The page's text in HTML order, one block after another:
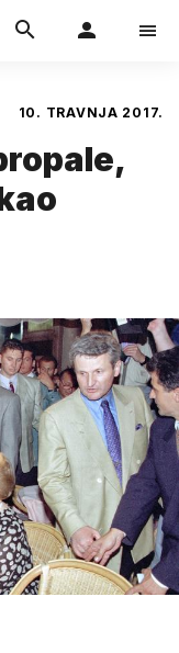
10. TRAVNJA 2017.